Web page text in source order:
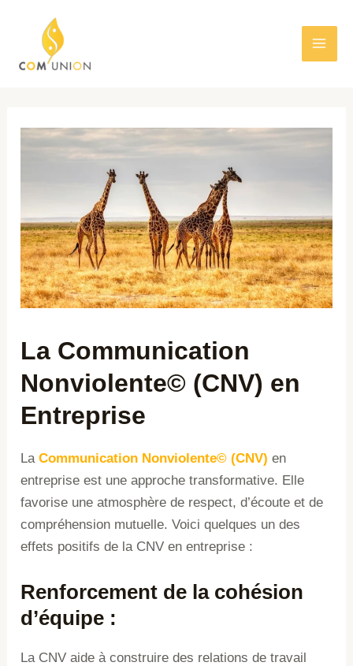
La Communication
Nonviolente© (CNV) en
Entreprise
La Communication Nonviolente© (CNV)en
entreprise est une approche transformative. Elle
favorise une atmosphère de respect, d’écoute et de
compréhension mutuelle. Voici quelques un des
effets positifs de la CNV en entreprise :
Renforcement de la cohésion
d’équipe :
La CNV aide à construire des relations de travail